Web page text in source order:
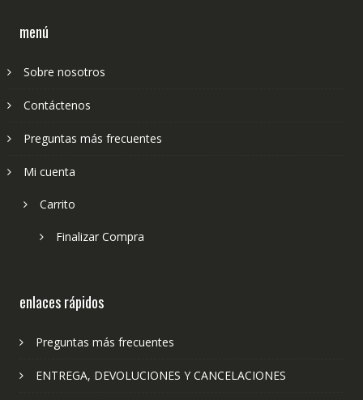
menú
Sobre nosotros
Contáctenos
Preguntas más frecuentes
Mi cuenta
Carrito
Finalizar Compra
enlaces rápidos
Preguntas más frecuentes
ENTREGA, DEVOLUCIONES Y CANCELACIONES